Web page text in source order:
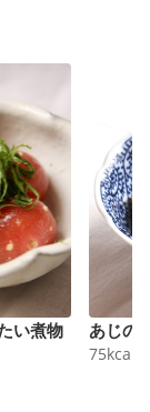
い煮物 あじの
75kcal